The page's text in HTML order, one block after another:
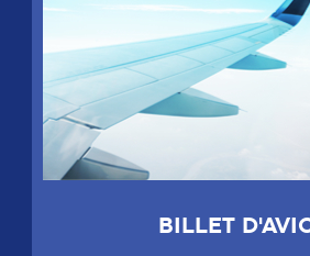
BILLET